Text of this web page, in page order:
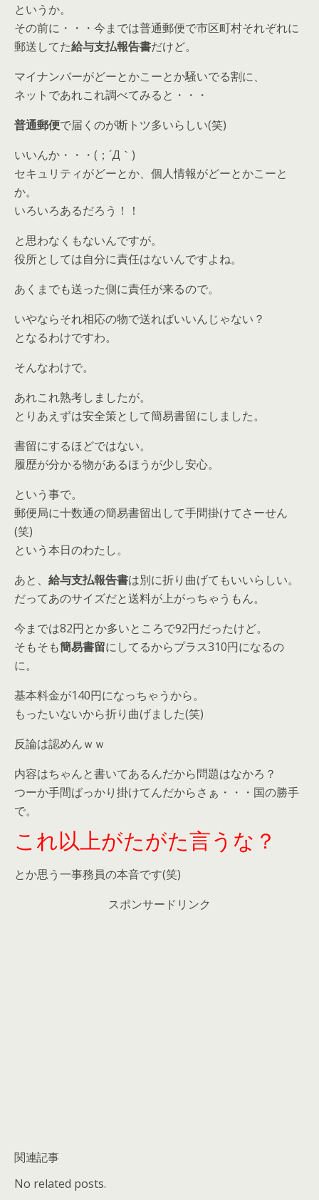
というか。
その前に・・・今までは普通郵便で市区町村それぞれに
郵送してた給与支払報告書だけど。
マイナンバーがどーとかこーとか騒いでる割に、
ネットであれこれ調べてみると・・・
普通郵便で届くのが断トツ多いらしい(笑)
いいんか・・・(；´Д｀)
セキュリティがどーとか、個人情報がどーとかこーと
か。
いろいろあるだろう！！
と思わなくもないんですが。
役所としては自分に責任はないんですよね。
あくまでも送った側に責任が来るので。
いやならそれ相応の物で送ればいいんじゃない？
となるわけですわ。
そんなわけで。
あれこれ熟考しましたが。
とりあえずは安全策として簡易書留にしました。
書留にするほどではない。
履歴が分かる物があるほうが少し安心。
という事で。
郵便局に十数通の簡易書留出して手間掛けてさーせん
(笑)
という本日のわたし。
あと、 給与支払報告書は別に折り曲げてもいいらしい。
だってあのサイズだと送料が上がっちゃうもん。
今までは82円とか多いところで92円だったけど。
そもそも簡易書留にしてるからプラス310円になるの
に。
基本料金が140円になっちゃうから。
もったいないから折り曲げました(笑)
反論は認めんｗｗ
内容はちゃんと書いてあるんだから問題はなかろ？
つーか手間ばっかり掛けてんだからさぁ・・・国の勝手
で。
これ以上がたがた言うな？
とか思う一事務員の本音です(笑)
スポンサードリンク
関連記事
No related posts.